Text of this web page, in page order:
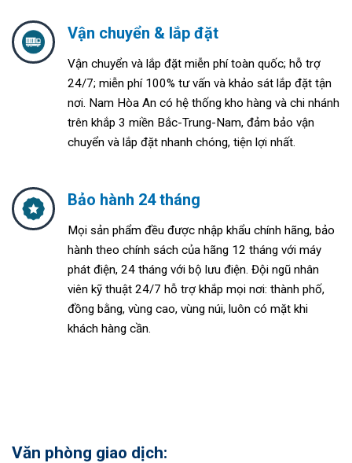
Vận chuyển & lắp đặt
Vận chuyển và lắp đặt miễn phí toàn quốc; hỗ trợ
24/7; miễn phí 100% tư vấn và khảo sát lắp đặt tận
nơi. Nam Hòa An có hệ thống kho hàng và chi nhánh
trên khắp 3 miền Bắc-Trung-Nam, đảm bảo vận
chuyển và lắp đặt nhanh chóng, tiện lợi nhất.
Bảo hành 24 tháng
Mọi sản phẩm đều được nhập khẩu chính hãng, bảo
hành theo chính sách của hãng 12 tháng với máy
phát điện, 24 tháng với bộ lưu điện. Đội ngũ nhân
viên kỹ thuật 24/7 hỗ trợ khắp mọi nơi: thành phố,
đồng bằng, vùng cao, vùng núi, luôn có mặt khi
khách hàng cần.
Văn phòng giao dịch: